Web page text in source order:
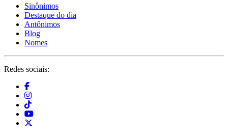
Sinônimos
Destaque do dia
Antônimos
Blog
Nomes
Redes sociais: